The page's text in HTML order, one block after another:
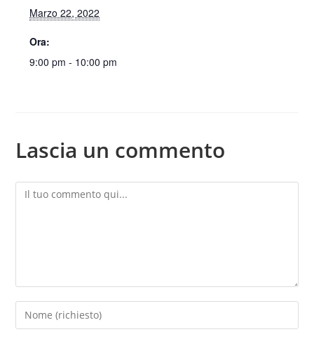
Marzo 22, 2022
Ora:
9:00 pm - 10:00 pm
Lascia un commento